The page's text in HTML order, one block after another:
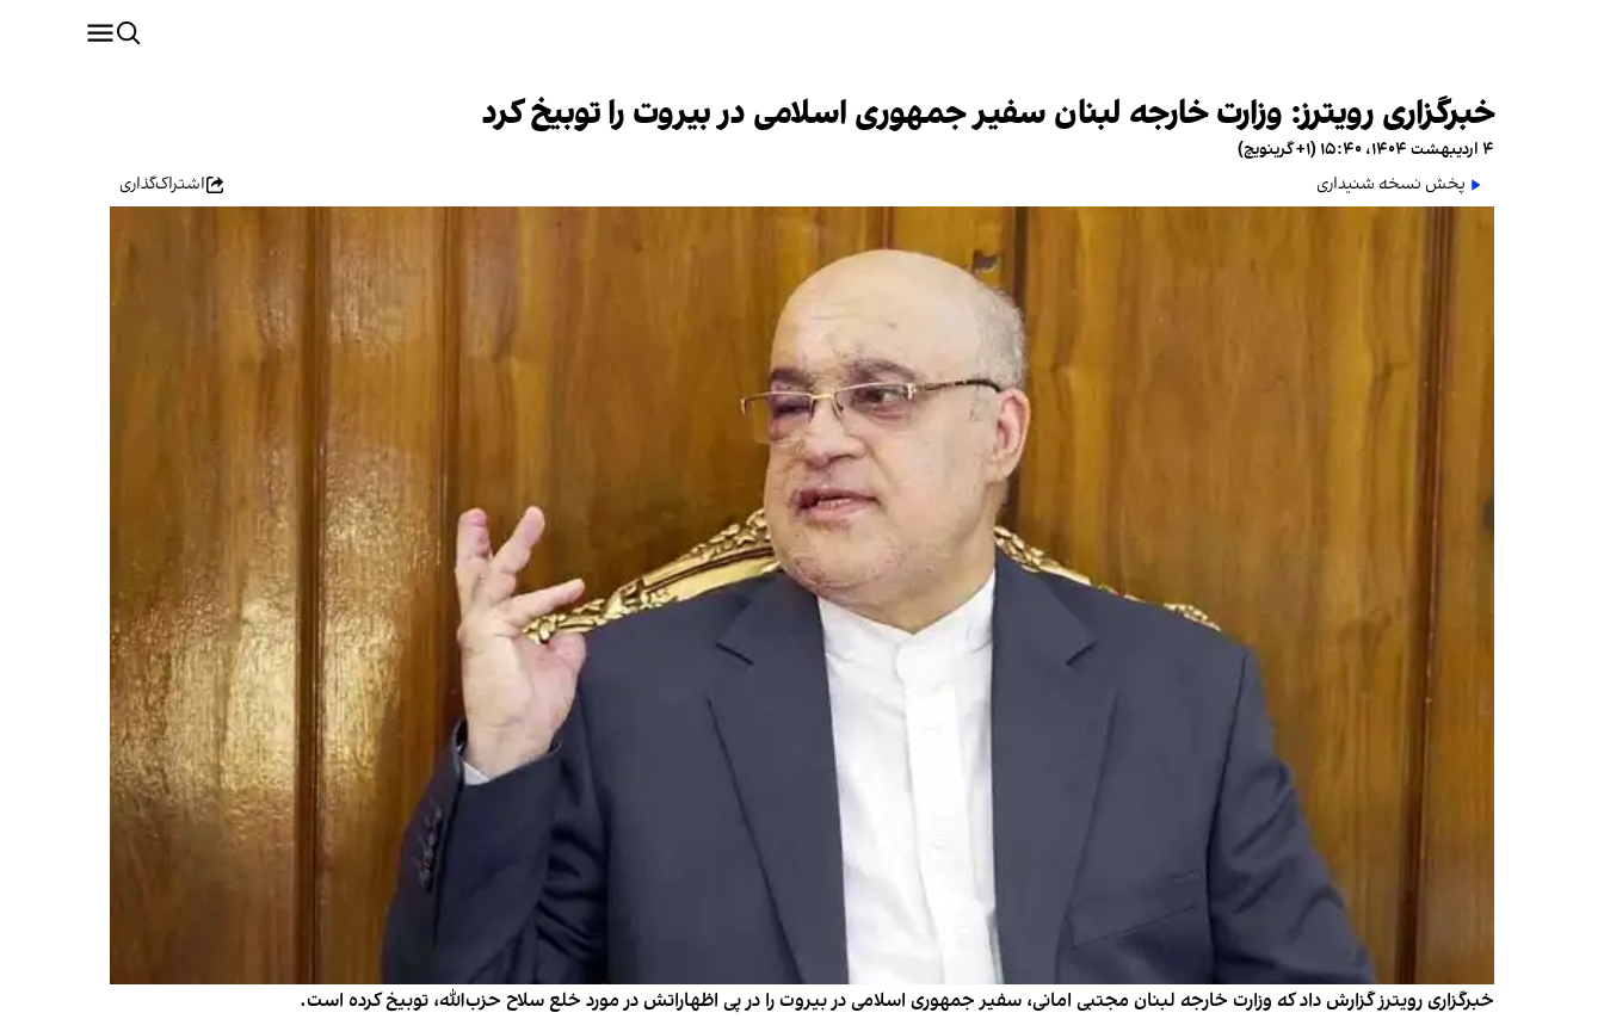
خبرگزاری رویترز: وزارت خارجه لبنان سفیر جمهوری اسلامی در بیروت را توبیخ کرد
۴ اردیبهشت ۱۴۰۴، ۱۵:۴۰ (‎+۱ گرینویچ)
پخش نسخه شنیداری
اشتراک‌گذاری
خبرگزاری رویترز گزارش داد که وزارت خارجه لبنان مجتبی امانی، سفیر جمهوری اسلامی در بیروت را در پی اظهاراتش در مورد خلع سلاح حزب‌الله، توبیخ کرده است.